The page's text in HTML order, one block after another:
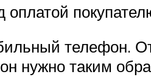
оплатой
телефон.
нужно таким